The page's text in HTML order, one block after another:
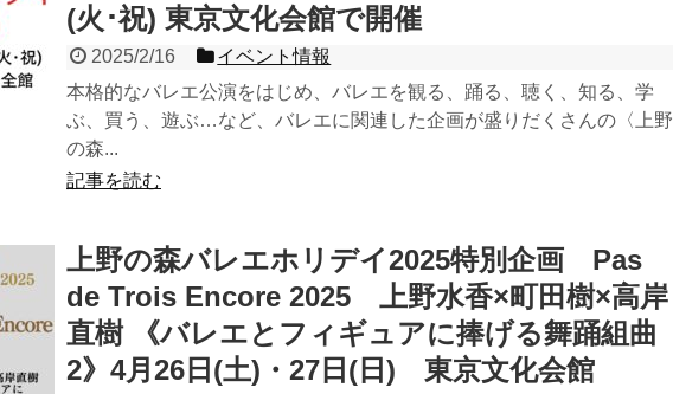
(火･祝) 東京文化会館で開催
2025/2/16
イベント情報
本格的なバレエ公演をはじめ、バレエを観る、踊る、聴く、知る、学
ぶ、買う、遊ぶ…など、バレエに関連した企画が盛りだくさんの〈上野
の森...
記事を読む
上野の森バレエホリデイ2025特別企画 Pas
de Trois Encore 2025 上野水香×町田樹×高岸
直樹 《バレエとフィギュアに捧げる舞踊組曲
2》4月26日(土)・27日(日) 東京文化会館